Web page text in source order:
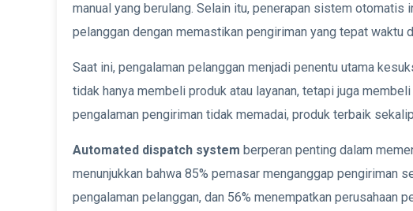
manual yang berulang. Selain itu, penerapan sistem otomatis
pelanggan dengan memastikan pengiriman yang tepat waktu
Saat ini, pengalaman pelanggan menjadi penentu utama
tidak hanya membeli produk atau layanan, tetapi juga
pengalaman pengiriman tidak memadai, produk terbaik
Automated dispatch system berperan penting dalam
menunjukkan bahwa 85% pemasar menganggap pengiriman
pengalaman pelanggan, dan 56% menempatkan perusahaan